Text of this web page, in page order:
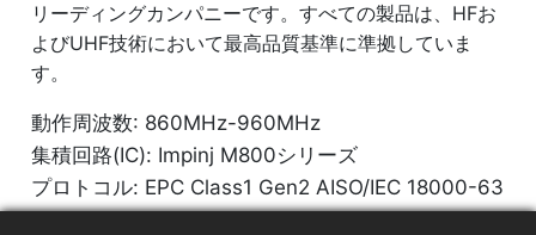
リーディングカンパニーです。すべての製品は、HFお
よびUHF技術において最高品質基準に準拠していま
す。
動作周波数: 860MHz-960MHz
集積回路(IC): Impinj M800シリーズ
プロトコル: EPC Class1 Gen2 AISO/IEC 18000-63